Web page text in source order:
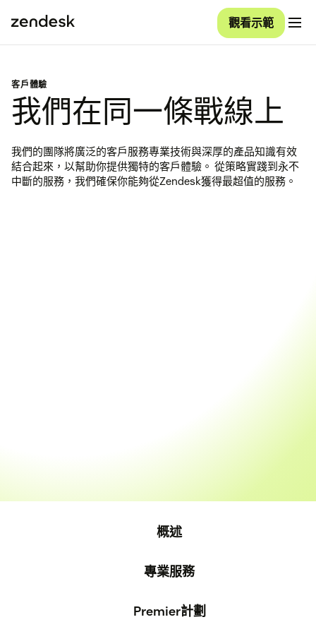
觀看示範
客戶體驗
我們在同一條戰線上
我們的團隊將廣泛的客戶服務專業技術與深厚的產品知識有效
結合起來，以幫助你提供獨特的客戶體驗。 從策略實踐到永不
中斷的服務，我們確保你能夠從Zendesk獲得最超值的服務。
概述
專業服務
Premier計劃